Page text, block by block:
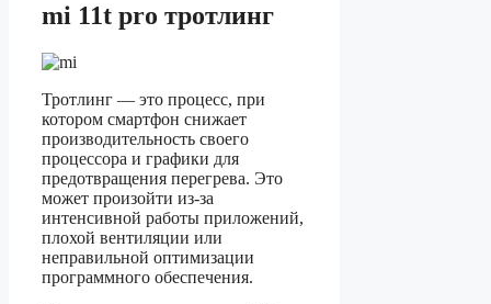
mi 11t pro тротлинг
Тротлинг — это процесс, при
котором смартфон снижает
производительность своего
процессора и графики для
предотвращения перегрева. Это
может произойти из-за
интенсивной работы приложений,
плохой вентиляции или
неправильной оптимизации
программного обеспечения.